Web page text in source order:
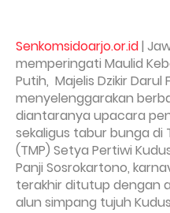
Senkomsidoarjo.or.id|
memperingati Maulid
Putih, Majelis Dzikir Darul
menyelenggarakan
diantaranya upacara
sekaligus tabur bunga di
(TMP) Setya Pertiwi
Panji Sosrokartono,
terakhir ditutup dengan
alun simpang tujuh